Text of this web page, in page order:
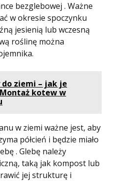
bezglebowej . Ważne
w okresie spoczynku
jesienią lub wczesną
roślinę można
ziemi – jak je
kotew w
w ziemi ważne jest, aby
półcień i będzie miało
. Glebę należy
taką jak kompost lub
jej strukturę i